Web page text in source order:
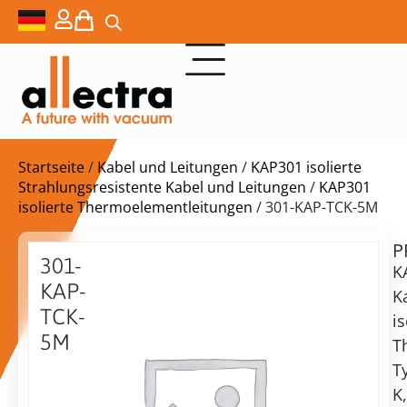
Startseite/ Kabel und Leitungen / KAP301 isolierte
Strahlungsresistente Kabel und Leitungen / KAP301
isolierte Thermoelementleitungen / 301-KAP-TCK-5M
301-
KAP-
TCK-
5M
$
K,